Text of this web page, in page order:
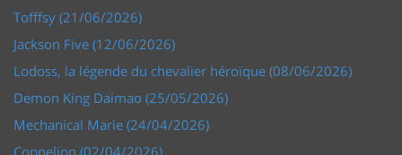
Tofffsy (21/06/2026)
Jackson Five (12/06/2026)
Lodoss, la légende du chevalier héroïque (08/06/2026)
Demon King Daimao (25/05/2026)
Mechanical Marie (24/04/2026)
Coppelion (02/04/2026)